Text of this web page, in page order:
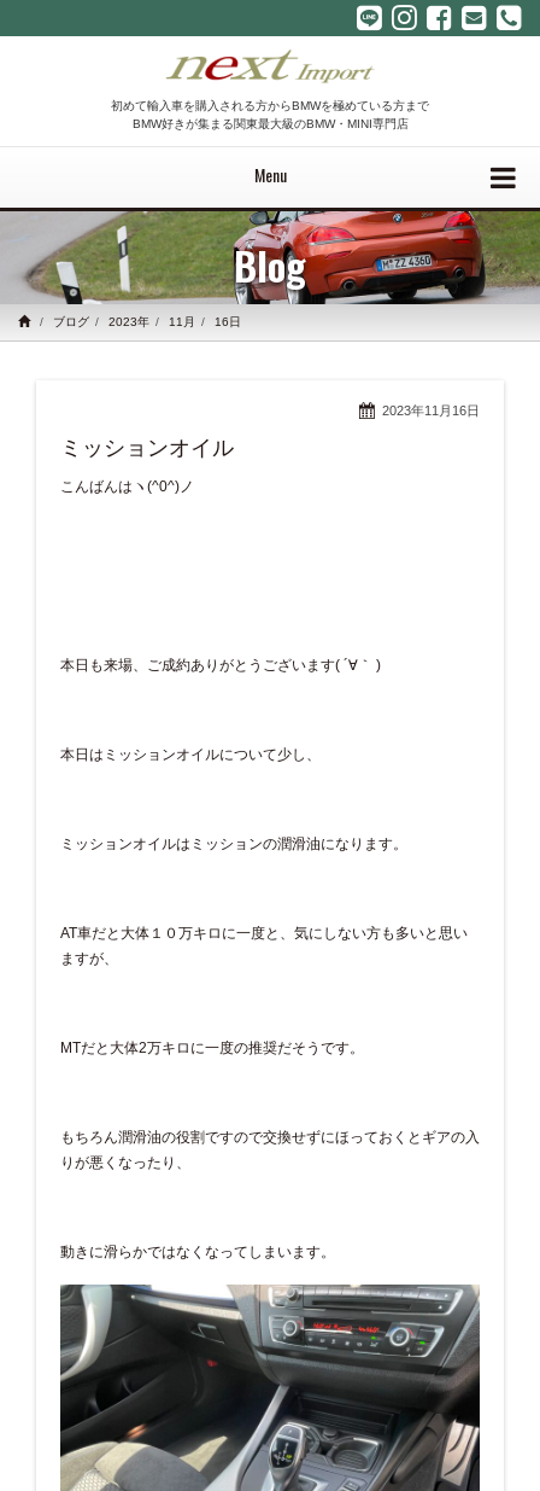
初めて輸入車を購入される方からBMWを極めている方まで
BMW好きが集まる関東最大級のBMW・MINI専門店
Menu
Blog
ブログ 2023年 11月 16日
2023年11月16日
ミッションオイル
こんばんはヽ(^0^)ノ
本日も来場、ご成約ありがとうございます( ´∀｀ )
本日はミッションオイルについて少し、
ミッションオイルはミッションの潤滑油になります。
AT車だと大体１０万キロに一度と、気にしない方も多いと思い
ますが、
MTだと大体2万キロに一度の推奨だそうです。
もちろん潤滑油の役割ですので交換せずにほっておくとギアの入
りが悪くなったり、
動きに滑らかではなくなってしまいます。